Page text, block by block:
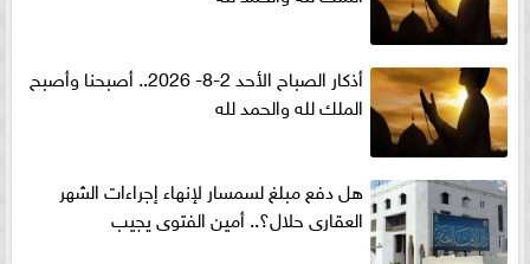
أذكار الصباح الأحد 2-8- 2026.. أصبحنا وأصبح
الملك لله والحمد لله
هل دفع مبلغ لسمسار لإنهاء إجراءات الشهر
العقارى حلال؟.. أمين الفتوى يجيب